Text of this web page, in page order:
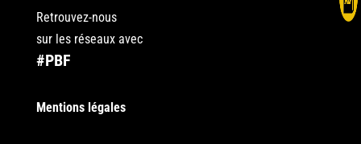
Retrouvez-nous
sur les réseaux avec
#PBF
Mentions légales